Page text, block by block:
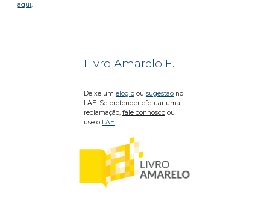
aqui.
Livro Amarelo E.
Deixe um elogioou sugestãono
LAE. Se pretender efetuar uma
reclamação, fale connoscoou
use o LAE.